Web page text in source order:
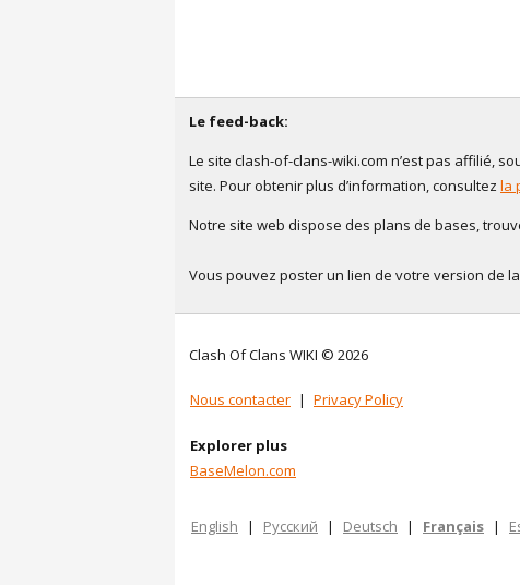
Le feed-back:
Le site clash-of-clans-wiki.com n’est pas affilié,
site. Pour obtenir plus d’information, consultez la
Notre site web dispose des plans de bases,
Vous pouvez poster un lien de votre version de
Clash Of Clans WIKI © 2026
Nous contacter | Privacy Policy
Explorer plus
BaseMelon.com
English | Русский | Deutsch | Français |